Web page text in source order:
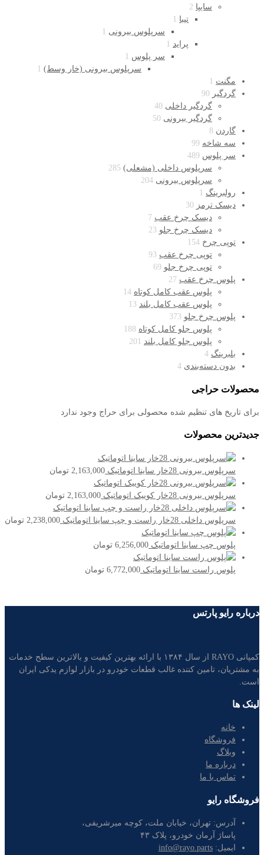
سایپا 2
تیبا 1
سرپلوس بیرونی 1
پراید 1
سر پلوس 1
سرپلوس بیرونی (خار وسط) 1
مگنت 1
گردگیر 90
گردگیر داخلی 40
گردگیر بیرونی 50
گاردن 8
سه شاخه 99
سر پلوس 489
سرپلوس داخلی (مشعلی) 285
سرپلوس بیرونی 204
رولبرینگ 1
دیسک ترمز 30
دیسک چرخ عقب 7
دیسک چرخ جلو 23
توپی چرخ 154
توپی چرخ عقب 93
توپی چرخ جلو 69
پلوس چرخ عقب 27
پلوس عقب کامل کوتاه 14
پلوس عقب کامل بلند 13
پلوس چرخ جلو 373
پلوس جلو کامل کوتاه 188
پلوس جلو کامل بلند 201
بلبرینگ 4
بدون دسته‌بندی 4
محصولات حراجی
برای تاریخ های تنظیم شده محصولی برای حراج وجود ندارد
جدیدترین محصولات
سرپلوس بیرونی 28خار ساینا اتوماتیک 2,163,000 تومان
سرپلوس بیرونی 28خار کوییک اتوماتیک 2,163,000 تومان
سرپلوس داخلی 28خار راست و چپ ساینا اتوماتیک 2,238,000 تومان
پلوس چپ ساینا اتوماتیک 6,256,000 تومان
پلوس راست ساینا اتوماتیک 6,772,000 تومان
درباره رایو پارتس
کمپانی RAYO از سال ۱۳۸۴ با ارائه بهترین کیفیت و بالاترین سطح خدمات
به مشتریان، تامین کننده غالب قطعات خودرو در بازار لوازم یدکی ایران
است.
لینک ها
خانه
فروشگاه
وبلاگ
درباره ما
تماس با ما
فروشگاه رایو
آدرس: تهران، خیابان ملت، کوچه میرشریفی،
پاساژ آرمان خودرو، پلاک ۴۳
ایمیل: info@rayo.parts